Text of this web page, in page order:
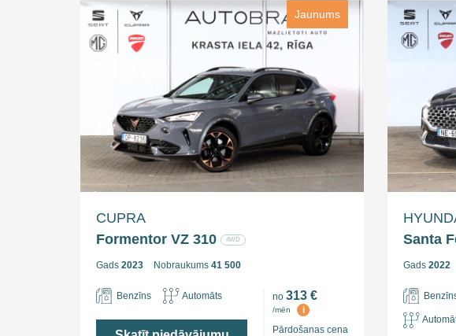
Jaunums
CUPRA
Formentor VZ 310
4WD
Gads 2023 Nobraukums 41 500
Benzīns Automāts no 313 €
/mēn
i
Pārdošanas cena
Santa
Gads 2022